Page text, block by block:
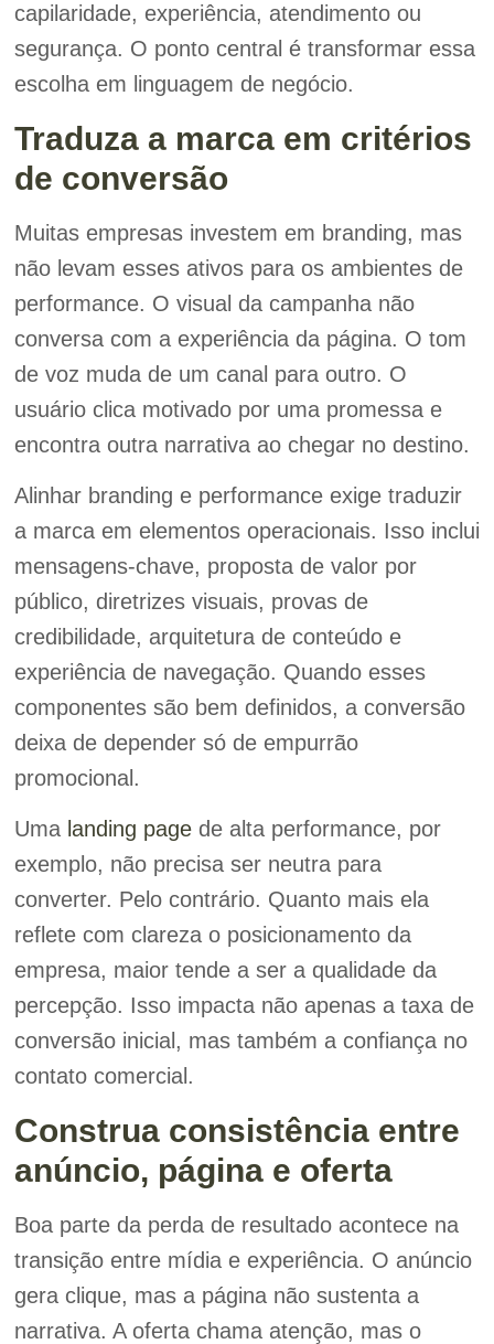
capilaridade, experiência, atendimento ou
segurança. O ponto central é transformar essa
escolha em linguagem de negócio.
Traduza a marca em critérios
de conversão
Muitas empresas investem em branding, mas
não levam esses ativos para os ambientes de
performance. O visual da campanha não
conversa com a experiência da página. O tom
de voz muda de um canal para outro. O
usuário clica motivado por uma promessa e
encontra outra narrativa ao chegar no destino.
Alinhar branding e performance exige traduzir
a marca em elementos operacionais. Isso inclui
mensagens-chave, proposta de valor por
público, diretrizes visuais, provas de
credibilidade, arquitetura de conteúdo e
experiência de navegação. Quando esses
componentes são bem definidos, a conversão
deixa de depender só de empurrão
promocional.
Uma landing pagede alta performance, por
exemplo, não precisa ser neutra para
converter. Pelo contrário. Quanto mais ela
reflete com clareza o posicionamento da
empresa, maior tende a ser a qualidade da
percepção. Isso impacta não apenas a taxa de
conversão inicial, mas também a confiança no
contato comercial.
Construa consistência entre
anúncio, página e oferta
Boa parte da perda de resultado acontece na
transição entre mídia e experiência. O anúncio
gera clique, mas a página não sustenta a
narrativa. A oferta chama atenção, mas o